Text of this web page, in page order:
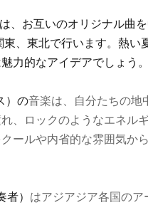
、お互いのオリジナル曲
、東北で行います。熱い
力的なアイデアでしょう。
）の音楽は、自分たちの地
、ロックのようなエネル
ールや内省的な雰囲気か
者） はアジアジア各国の